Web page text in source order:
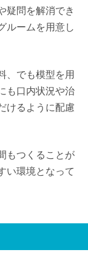
疑問を解消でき
ルームを用意し
、でも模型を用
も口内状況や治
けるように配慮
もつくることが
い環境となって